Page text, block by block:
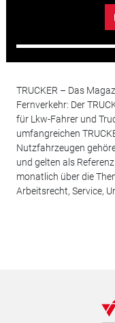
TRUCKER – Das
Fernverkehr: Der
für Lkw-Fahrer und
umfangreichen
Nutzfahrzeugen
und gelten als
monatlich über die
Arbeitsrecht, Service,